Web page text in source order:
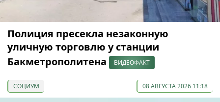
Полиция пресекла незаконную
уличную торговлю у станции
Бакметрополитена
ВИДЕОФАКТ
СОЦИУМ 08 АВГУСТА 2026 11:18